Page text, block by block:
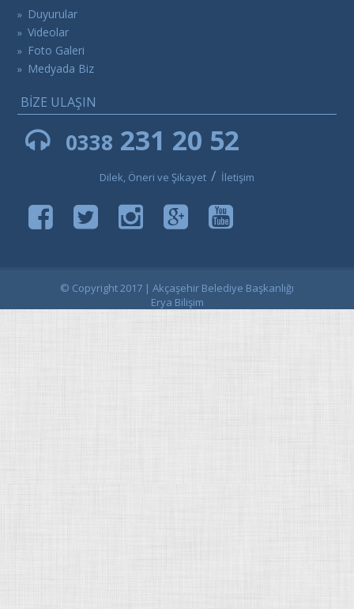
» Duyurular
» Videolar
» Foto Galeri
» Medyada Biz
BİZE ULAŞIN
0338 231 20 52
Dilek, Öneri ve Şikayet / İletişim
© Copyright 2017 | Akçaşehir Belediye Başkanlığı
Erya Bilişim